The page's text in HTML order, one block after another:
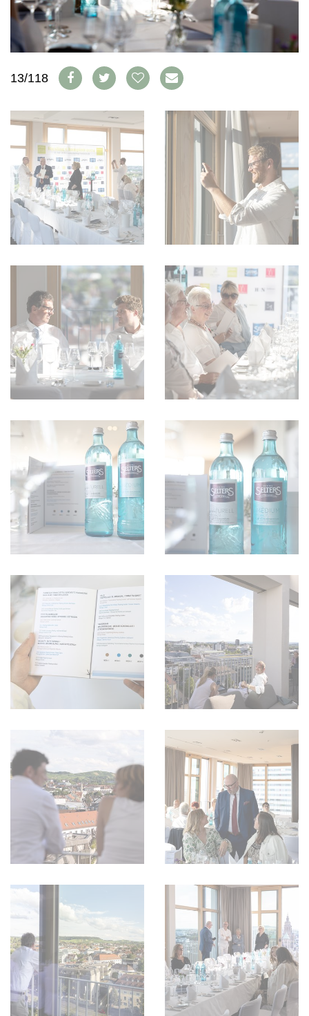
ABO
AUSGABE
ARCHIV
VORTEILSWELT
BÜCHER
WEINSZENE
PORTRAITS
VINOPHILES
ANMELDEN
AWARDS
GEWINNSPIELE
VORTEILSWELT
TRINKREIFETABELLE
ABO
WEINSUCHE
NEWSLETTER
WINE TRADE CLUB
REDAKTION
JOBS
WERBUNG
AGB & DATENSCHUTZ
13/118